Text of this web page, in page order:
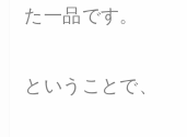
た一品です。
ということで、